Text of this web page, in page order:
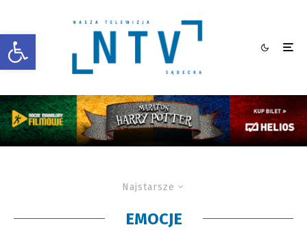
Otwórz pasek narzędzi
Najstarsze
EMOCJE